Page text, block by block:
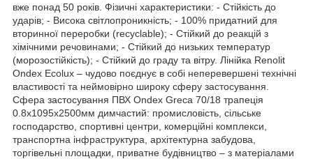
вже понад 50 років. Фізичні характеристики: - Стійкість до
ударів; - Висока світлопроникність; - 100% придатний для
вторинної переробки (recyclable); - Стійкий до реакцій з
хімічними речовинами; - Стійкий до низьких температур
(морозостійкість); - Стійкий до граду та вітру. Лінійка Renolit
Ondex Ecolux – чудово поєднує в собі неперевершені технічні
властивості та неймовірно широку сферу застосування.
Сфера застосування ПВХ Ondex Greca 70/18 трапеція
0.8x1095x2500мм димчастий: промисловість, сільське
господарство, спортивні центри, комерційні комплекси,
транспортна інфраструктура, архітектурна забудова,
торгівельні площадки, приватне будівництво – з матеріалами